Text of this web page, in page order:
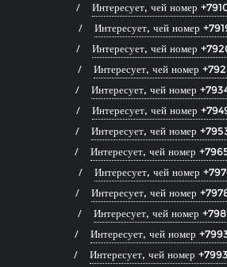
Интересует, чей номер
Интересует, чей номер
Интересует, чей номер
Интересует, чей номер
Интересует, чей номер
Интересует, чей номер
Интересует, чей номер
Интересует, чей номер
Интересует, чей номер
Интересует, чей номер
Интересует, чей номер
Интересует, чей номер
Интересует, чей номер